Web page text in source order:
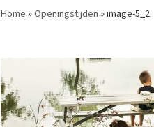
Home »Openingstijden »image-5_2